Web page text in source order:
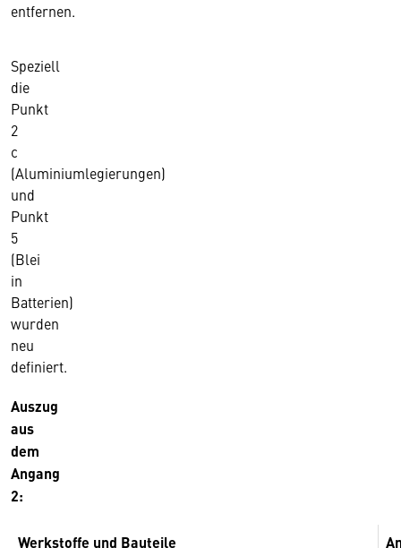
entfernen.
Speziell
die
Punkt
2
c
(Aluminiumlegierungen)
und
Punkt
5
(Blei
in
Batterien)
wurden
neu
definiert.
Auszug
aus
dem
Angang
2:
Werkstoffe und Bauteile